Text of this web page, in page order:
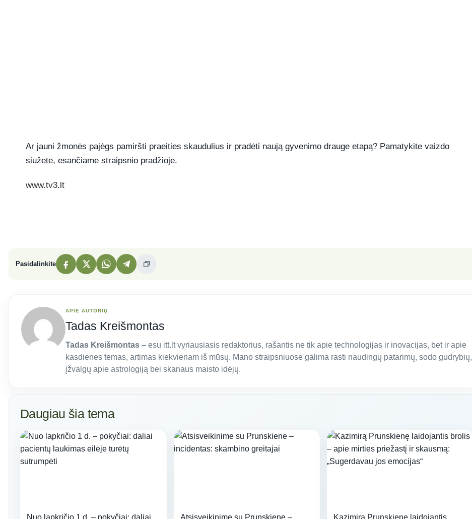
Ar jauni žmonės pajėgs pamiršti praeities skaudulius ir pradėti naują gyvenimo drauge etapą? Pamatykite vaizdo
siužete, esančiame straipsnio pradžioje.
www.tv3.lt
Pasidalinkite
APIE AUTORIŲ
Tadas Kreišmontas
Tadas Kreišmontas – esu itt.lt vyriausiasis redaktorius, rašantis ne tik apie technologijas ir inovacijas, bet ir apie
kasdienes temas, artimas kiekvienam iš mūsų. Mano straipsniuose galima rasti naudingų patarimų, sodo gudrybių,
įžvalgų apie astrologiją bei skanaus maisto idėjų.
Daugiau šia tema
Nuo lapkričio 1 d. – pokyčiai: daliai Atsisveikinime su Prunskiene – Kazimirą Prunskienę laidojantis